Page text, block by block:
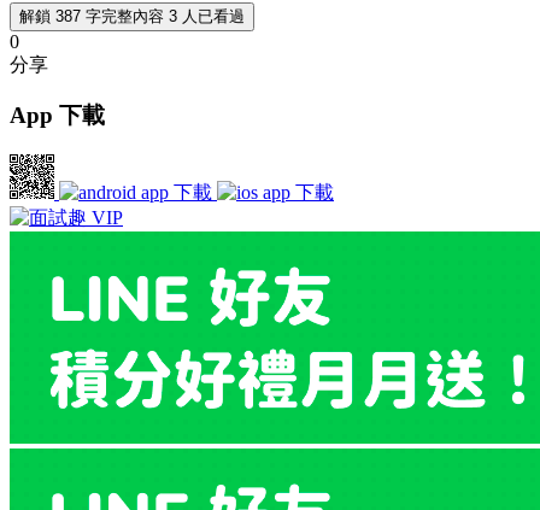
解鎖 387 字完整內容 3 人已看過
0
分享
App 下載